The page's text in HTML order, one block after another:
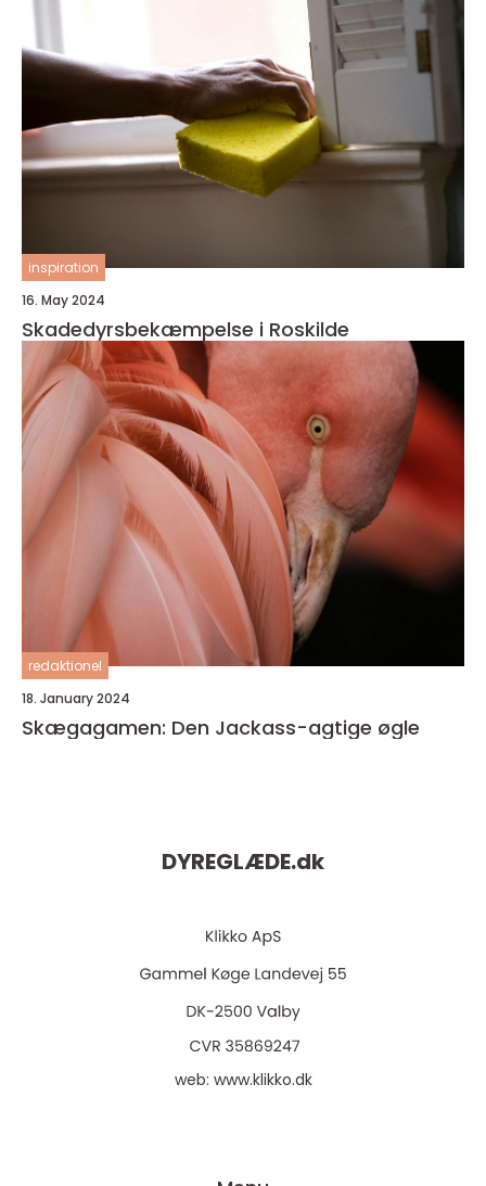
inspiration
16. May 2024
Skadedyrsbekæmpelse i Roskilde
redaktionel
18. January 2024
Skægagamen: Den Jackass-agtige øgle
DYREGLÆDE.dk
web: www.klikko.dk